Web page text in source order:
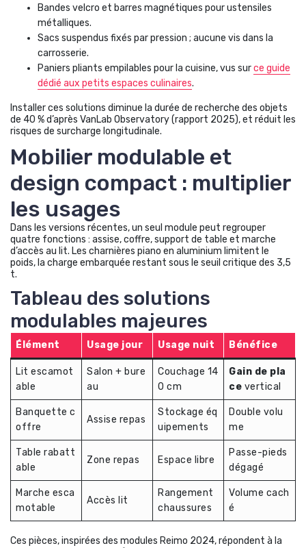
Bandes velcro et barres magnétiques pour ustensiles
métalliques.
Sacs suspendus fixés par pression ; aucune vis dans la
carrosserie.
Paniers pliants empilables pour la cuisine, vus surce guide
dédié aux petits espaces culinaires.
Installer ces solutions diminue la durée de recherche des objets
de 40 % d’après VanLab Observatory (rapport 2025), et réduit les
risques de surcharge longitudinale.
Mobilier modulable et
design compact : multiplier
les usages
Dans les versions récentes, un seul module peut regrouper
quatre fonctions : assise, coffre, support de table et marche
d’accès au lit. Les charnières piano en aluminium limitent le
poids, la charge embarquée restant sous le seuil critique des 3,5
t.
Tableau des solutions
modulables majeures
Élément Usage jour Usage nuit Bénéfice
Lit escamot
able
Salon + bure
au
Couchage 14
0 cm
Gain de pla
ce vertical
Banquette c
offre
Assise repas
Stockage éq
uipements
Double volu
me
Table rabatt
able
Zone repas Espace libre
Passe-pieds
dégagé
Marche esca
motable
Accès lit
Rangement
chaussures
Volume cach
é
Ces pièces, inspirées des modules Reimo 2024, répondent à la